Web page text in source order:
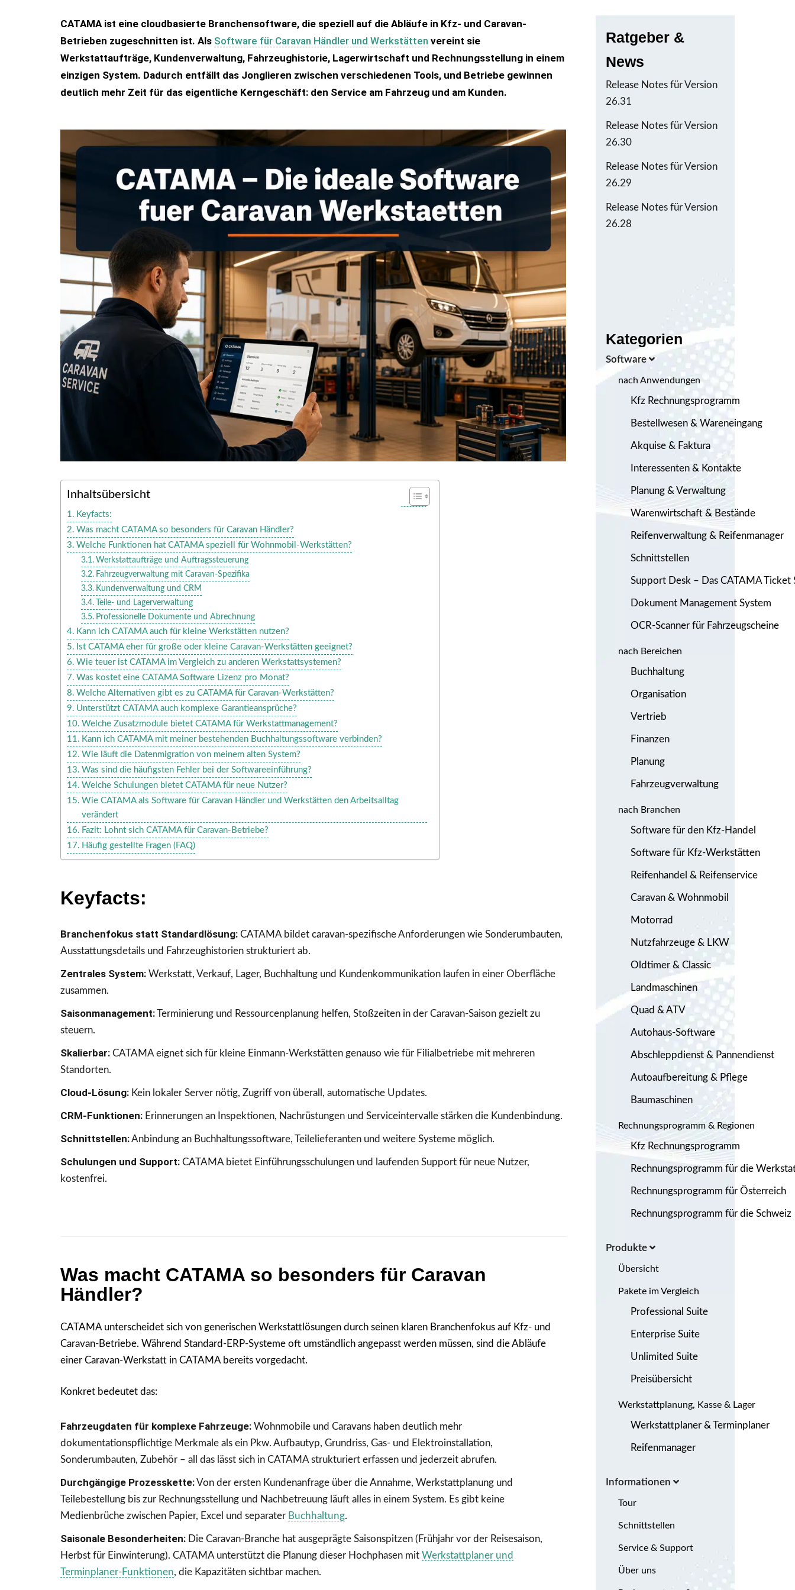
CATAMA ist eine cloudbasierte Branchensoftware, die speziell auf die Abläufe in Kfz- und Caravan-
Betrieben zugeschnitten ist. Als Software für Caravan Händler und Werkstätten vereint sie
Werkstattaufträge, Kundenverwaltung, Fahrzeughistorie, Lagerwirtschaft und Rechnungsstellung in einem
einzigen System. Dadurch entfällt das Jonglieren zwischen verschiedenen Tools, und Betriebe gewinnen
deutlich mehr Zeit für das eigentliche Kerngeschäft: den Service am Fahrzeug und am Kunden.
Inhaltsübersicht
Keyfacts:
Was macht CATAMA so besonders für Caravan Händler?
Welche Funktionen hat CATAMA speziell für Wohnmobil-Werkstätten?
Werkstattaufträge und Auftragssteuerung
Fahrzeugverwaltung mit Caravan-Spezifika
Kundenverwaltung und CRM
Teile- und Lagerverwaltung
Professionelle Dokumente und Abrechnung
Kann ich CATAMA auch für kleine Werkstätten nutzen?
Ist CATAMA eher für große oder kleine Caravan-Werkstätten geeignet?
Wie teuer ist CATAMA im Vergleich zu anderen Werkstattsystemen?
Was kostet eine CATAMA Software Lizenz pro Monat?
Welche Alternativen gibt es zu CATAMA für Caravan-Werkstätten?
Unterstützt CATAMA auch komplexe Garantieansprüche?
Welche Zusatzmodule bietet CATAMA für Werkstattmanagement?
Kann ich CATAMA mit meiner bestehenden Buchhaltungssoftware verbinden?
Wie läuft die Datenmigration von meinem alten System?
Was sind die häufigsten Fehler bei der Softwareeinführung?
Welche Schulungen bietet CATAMA für neue Nutzer?
Wie CATAMA als Software für Caravan Händler und Werkstätten den Arbeitsalltag
verändert
Fazit: Lohnt sich CATAMA für Caravan-Betriebe?
Häufig gestellte Fragen (FAQ)
Keyfacts:
Branchenfokus statt Standardlösung: CATAMA bildet caravan-spezifische Anforderungen wie Sonderumbauten,
Ausstattungsdetails und Fahrzeughistorien strukturiert ab.
Zentrales System: Werkstatt, Verkauf, Lager, Buchhaltung und Kundenkommunikation laufen in einer Oberfläche
zusammen.
Saisonmanagement:Terminierung und Ressourcenplanung helfen, Stoßzeiten in der Caravan-Saison gezielt zu
steuern.
Skalierbar: CATAMA eignet sich für kleine Einmann-Werkstätten genauso wie für Filialbetriebe mit mehreren
Standorten.
Cloud-Lösung: Kein lokaler Server nötig, Zugriff von überall, automatische Updates.
CRM-Funktionen: Erinnerungen an Inspektionen, Nachrüstungen und Serviceintervalle stärken die Kundenbindung.
Schnittstellen:Anbindung an Buchhaltungssoftware, Teilelieferanten und weitere Systeme möglich.
Schulungen und Support: CATAMA bietet Einführungsschulungen und laufenden Support für neue Nutzer,
kostenfrei.
Was macht CATAMA so besonders für Caravan
Händler?
CATAMA unterscheidet sich von generischen Werkstattlösungen durch seinen klaren Branchenfokus auf Kfz- und
Caravan-Betriebe. Während Standard-ERP-Systeme oft umständlich angepasst werden müssen, sind die Abläufe
einer Caravan-Werkstatt in CATAMA bereits vorgedacht.
Konkret bedeutet das:
Fahrzeugdaten für komplexe Fahrzeuge: Wohnmobile und Caravans haben deutlich mehr
dokumentationspflichtige Merkmale als ein Pkw. Aufbautyp, Grundriss, Gas- und Elektroinstallation,
Sonderumbauten, Zubehör – all das lässt sich in CATAMA strukturiert erfassen und jederzeit abrufen.
Durchgängige Prozesskette:Von der ersten Kundenanfrage über die Annahme, Werkstattplanung und
Teilebestellung bis zur Rechnungsstellung und Nachbetreuung läuft alles in einem System. Es gibt keine
Medienbrüche zwischen Papier, Excel und separater Buchhaltung.
Saisonale Besonderheiten: Die Caravan-Branche hat ausgeprägte Saisonspitzen (Frühjahr vor der Reisesaison,
Herbst für Einwinterung). CATAMA unterstützt die Planung dieser Hochphasen mit Werkstattplaner und
Terminplaner-Funktionen, die Kapazitäten sichtbar machen.
Ratgeber &
News
Release Notes für Version
26.31
Release Notes für Version
26.30
Release Notes für Version
26.29
Release Notes für Version
26.28
Kategorien
Software
nach Anwendungen
Kfz Rechnungsprogramm
Bestellwesen & Wareneingang
Akquise & Faktura
Interessenten & Kontakte
Planung & Verwaltung
Warenwirtschaft & Bestände
Reifenverwaltung & Reifenmanager
Schnittstellen
Support Desk – Das CATAMA Ticket
Dokument Management System
OCR-Scanner für Fahrzeugscheine
nach Bereichen
Buchhaltung
Organisation
Vertrieb
Finanzen
Planung
Fahrzeugverwaltung
nach Branchen
Software für den Kfz-Handel
Software für Kfz-Werkstätten
Reifenhandel & Reifenservice
Caravan & Wohnmobil
Motorrad
Nutzfahrzeuge & LKW
Oldtimer & Classic
Landmaschinen
Quad & ATV
Autohaus-Software
Abschleppdienst & Pannendienst
Autoaufbereitung & Pflege
Baumaschinen
Rechnungsprogramm & Regionen
Kfz Rechnungsprogramm
Rechnungsprogramm für die
Rechnungsprogramm für Österreich
Rechnungsprogramm für die Schweiz
Produkte
Übersicht
Pakete im Vergleich
Professional Suite
Enterprise Suite
Unlimited Suite
Preisübersicht
Werkstattplanung, Kasse & Lager
Werkstattplaner & Terminplaner
Reifenmanager
Informationen
Tour
Schnittstellen
Service & Support
Über uns